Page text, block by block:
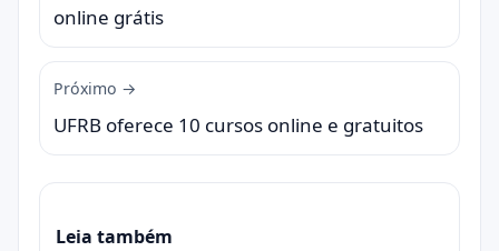
online grátis
Próximo →
UFRB oferece 10 cursos online e gratuitos
Leia também